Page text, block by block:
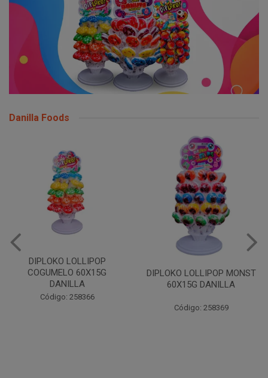
Danilla Foods
DIPLOKO LOLLIPOP MONST
60X15G DANILLA
60X15G DANILLA